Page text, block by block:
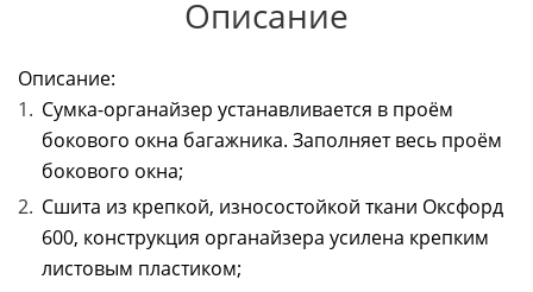
Описание
Описание:
Сумка-органайзер устанавливается в проём
бокового окна багажника. Заполняет весь проём
бокового окна;
Сшита из крепкой, износостойкой ткани Оксфорд
600, конструкция органайзера усилена крепким
листовым пластиком;